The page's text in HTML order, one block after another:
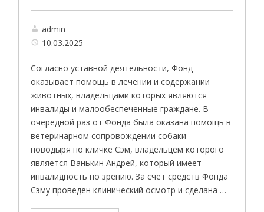
admin
10.03.2025
Согласно уставной деятельности, Фонд
оказывает помощь в лечении и содержании
животных, владельцами которых являются
инвалиды и малообеспеченные граждане. В
очередной раз от Фонда была оказана помощь в
ветеринарном сопровождении собаки —
поводыря по кличке Сэм, владельцем которого
является Ванькин Андрей, который имеет
инвалидность по зрению. За счет средств Фонда
Сэму проведен клинический осмотр и сделана …